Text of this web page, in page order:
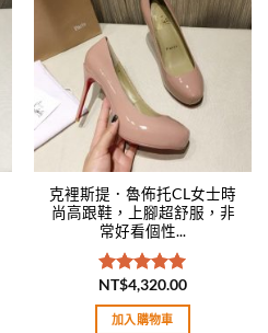
Add to
wishlist
克裡斯提．魯佈托CL女士時
尚高跟鞋，上腳超舒服，非
常好看個性...
評分5.00
滿分 5
NT$4,320.00
加入購物車